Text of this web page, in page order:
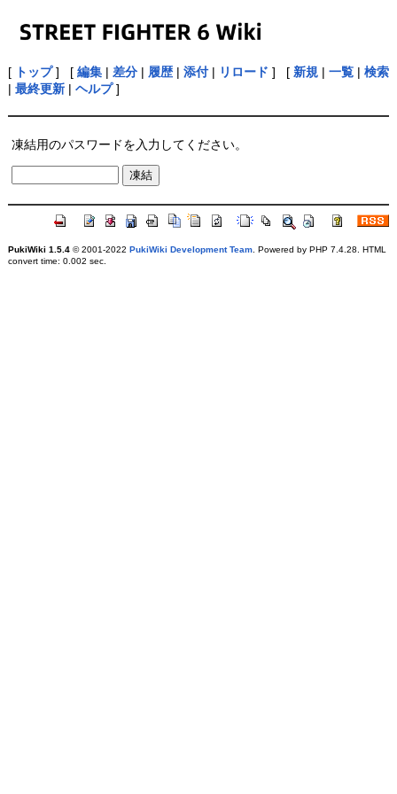
[ トップ] [ 編集| 差分| 履歴| 添付| リロード ] [ 新規| 一覧| 検索
| 最終更新| ヘルプ]
凍結用のパスワードを入力してください。
PukiWiki 1.5.4© 2001-2022 PukiWiki Development Team. Powered by PHP 7.4.28. HTML
convert time: 0.002 sec.